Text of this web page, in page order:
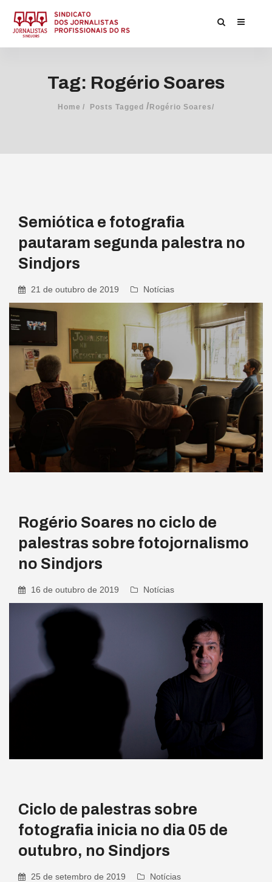
Tag: Rogério Soares
Home Posts Tagged / Rogério Soares/
Semiótica e fotografia
pautaram segunda palestra no
Sindjors
21 de outubro de 2019 Notícias
Rogério Soares no ciclo de
palestras sobre fotojornalismo
no Sindjors
16 de outubro de 2019 Notícias
Ciclo de palestras sobre
fotografia inicia no dia 05 de
outubro, no Sindjors
25 de setembro de 2019 Notícias